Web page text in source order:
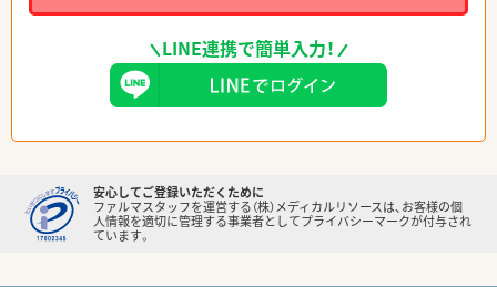
LINE連携で簡単入力！
安心してご登録いただくために
ファルマスタッフを運営する（株）メディカルリソースは、お客様の個
人情報を適切に管理する事業者としてプライバシーマークが付与され
ています。